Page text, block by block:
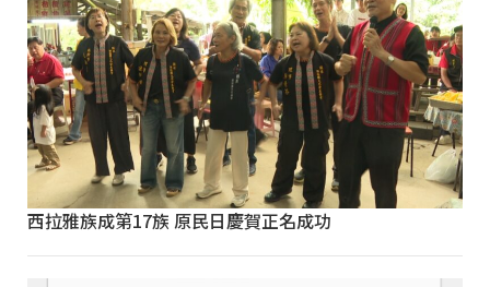
西拉雅族成第17族 原民日慶賀正名成功